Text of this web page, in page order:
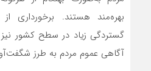
بهره‌‌‌‌‌‌مند هستند. برخورداری
گستردگی زیاد در سطح کشور
آگاهی عموم مردم به طرز